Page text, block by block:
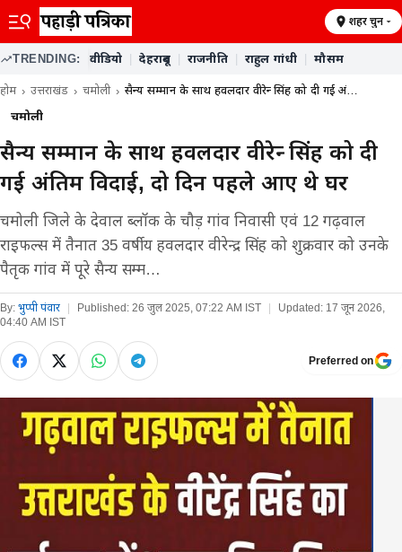
शहर चुनें
TRENDING: वीडियो देहरादून राजनीति राहुल गांधी मौसम
होम उत्तराखंड चमोली सैन्य सम्मान के साथ हवलदार वीरेन्द्र सिंह को दी गई अं…
चमोली
सैन्य सम्मान के साथ हवलदार वीरेन्द्र सिंह को दी
गई अंतिम विदाई, दो दिन पहले आए थे घर
चमोली जिले के देवाल ब्लॉक के चौड़ गांव निवासी एवं 12 गढ़वाल
राइफल्स में तैनात 35 वर्षीय हवलदार वीरेन्द्र सिंह को शुक्रवार को उनके
पैतृक गांव में पूरे सैन्य सम्म…
By: भुप्पी पंवार Published: 26 जुल 2025, 07:22 AM IST Updated: 17 जून 2026,
04:40 AM IST
Preferred on